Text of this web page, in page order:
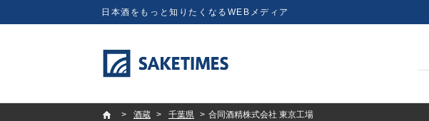
日本酒をもっと知りたくなるWEBメディア
SAKETIMES
酒蔵
千葉県 合同酒精株式会社 東京工場